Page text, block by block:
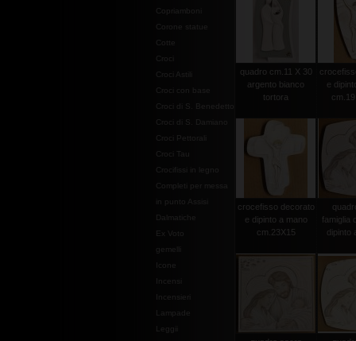
Copriamboni
Corone statue
Cotte
Croci
Croci Astili
Croci con base
Croci di S. Benedetto
Croci di S. Damiano
Croci Pettorali
Croci Tau
Crocifissi in legno
Completi per messa
in punto Assisi
Dalmatiche
Ex Voto
gemelli
Leggii
quadro cm.11 X 30
argento bianco
tortora
e
crocefisso decorato
e dipinto a mano
cm.23X15
famiglia
dipinto